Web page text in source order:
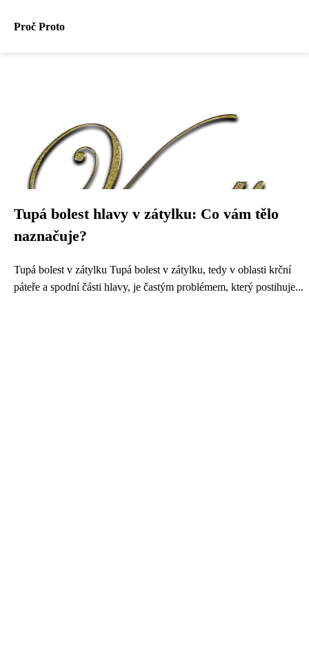
Proč Proto
Tupá bolest hlavy v zátylku: Co vám tělo
naznačuje?
Tupá bolest v zátylku Tupá bolest v zátylku, tedy v oblasti krční
páteře a spodní části hlavy, je častým problémem, který postihuje...